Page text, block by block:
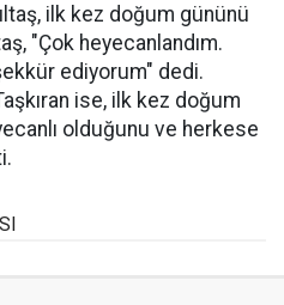
ilk kez doğum gününü
"Çok heyecanlandım.
ediyorum" dedi.
ise, ilk kez doğum
olduğunu ve herkese